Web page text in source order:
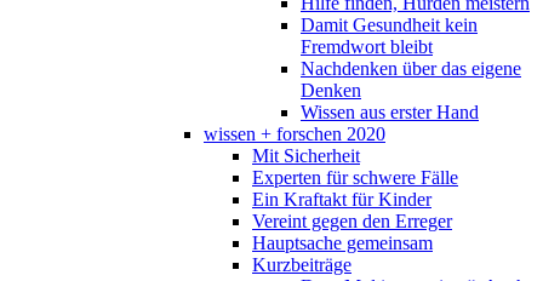
Damit Gesundheit kein
Fremdwort bleibt
Nachdenken über das eigene
Denken
Wissen aus erster Hand
wissen + forschen 2020
Mit Sicherheit
Experten für schwere Fälle
Ein Kraftakt für Kinder
Vereint gegen den Erreger
Hauptsache gemeinsam
Kurzbeiträge